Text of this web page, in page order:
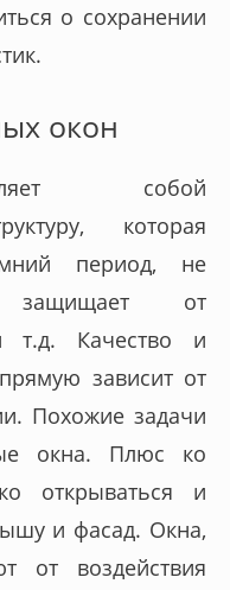
о сохранении
окон
собой
которая
период, не
защищает от
т.д. Качество и
зависит от
Похожие задачи
окна. Плюс ко
открываться и
и фасад. Окна,
от воздействия